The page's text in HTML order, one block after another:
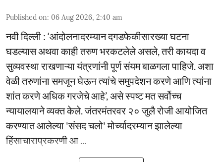
Published on: 06 Aug 2026, 2:40 am
नवी दिल्ली : ‘आंदोलनादरम्यान दगडफेकीसारख्या घटना
घडल्यास अथवा काही तरुण भरकटलेले असले, तरी कायदा व
सुव्यवस्था राखणाऱ्या यंत्रणांनी पूर्ण संयम बाळगला पाहिजे. अशा
वेळी तरुणांना समजून घेऊन त्यांचे समुपदेशन करणे आणि त्यांना
शांत करणे अधिक गरजेचे आहे’, असे स्पष्ट मत सर्वोच्च
न्यायालयाने व्यक्त केले. जंतरमंतरवर २० जुलै रोजी आयोजित
करण्यात आलेल्या 'संसद चलो' मोर्च्यादरम्यान झालेल्या
हिंसाचाराप्रकरणी आ ...